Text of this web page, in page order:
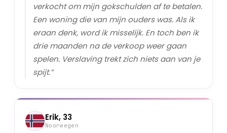
verkocht om mijn gokschulden af te betalen.
Een woning die van mijn ouders was. Als ik
eraan denk, word ik misselijk. En toch ben ik
drie maanden na de verkoop weer gaan
spelen. Verslaving trekt zich niets aan van je
spijt.”
Erik, 33
Noorwegen